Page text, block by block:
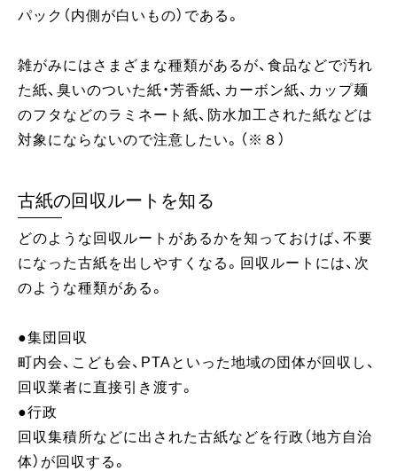
パック（内側が白いもの）である。
雑がみにはさまざまな種類があるが、食品などで汚れ
た紙、臭いのついた紙・芳香紙、カーボン紙、カップ麺
のフタなどのラミネート紙、防水加工された紙などは
対象にならないので注意したい。（※８）
古紙の回収ルートを知る
どのような回収ルートがあるかを知っておけば、不要
になった古紙を出しやすくなる。回収ルートには、次
のような種類がある。
●集団回収
町内会、こども会、PTAといった地域の団体が回収し、
回収業者に直接引き渡す。
●行政
回収集積所などに出された古紙などを行政（地方自治
体）が回収する。